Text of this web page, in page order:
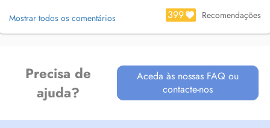
Mostrar todos os comentários 399 Recomendações
Precisa de
ajuda?
Aceda às nossas FAQ ou
contacte-nos